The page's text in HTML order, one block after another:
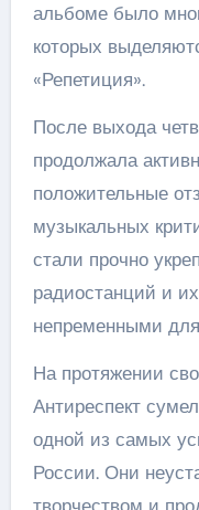
альбоме было
которых
«Репетиция».
После выхода
продолжала
положительные
музыкальных
стали прочно
радиостанций и
непременными
На протяжении
Антиреспект
одной из самых
России. Они